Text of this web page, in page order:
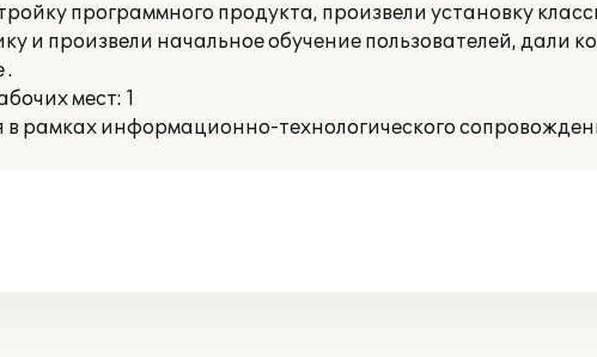
программного продукта, произвели установку
и произвели начальное обучение пользователей, дали
.
мест: 1
рамках информационно-технологического